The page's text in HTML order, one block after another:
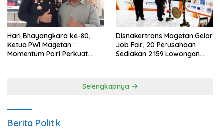
Hari Bhayangkara ke-80,
Ketua PWI Magetan :
Momentum Polri Perkuat
Disnakertrans Magetan Gelar
Job Fair, 20 Perusahaan
Sediakan 2.159 Lowongan
Selengkapnya
Berita Politik